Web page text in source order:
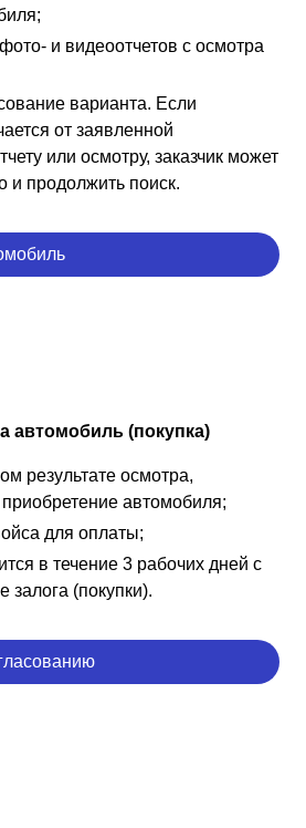
и видеоотчетов с осмотра
варианта. Если
от заявленной
или осмотру, заказчик может
и продолжить поиск.
автомобиль (покупка)
результате осмотра,
автомобиля;
для оплаты;
в течение 3 рабочих дней с
залога (покупки).